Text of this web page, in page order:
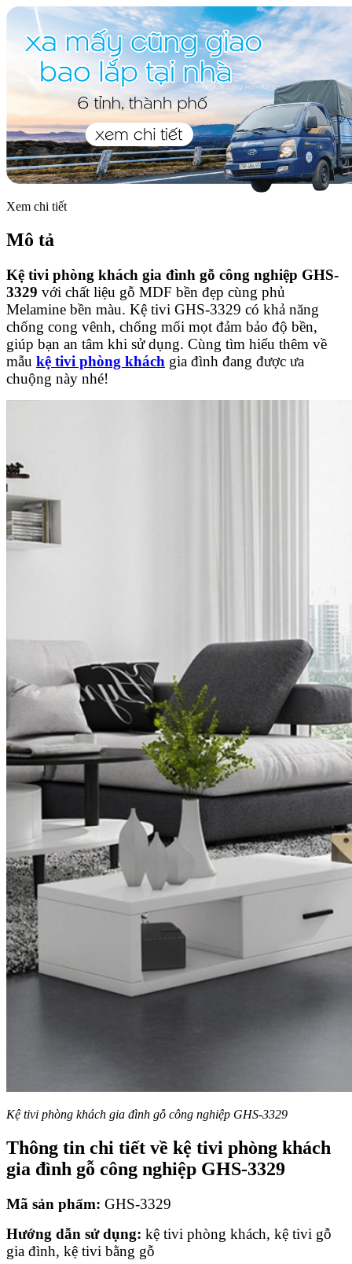
Xem chi tiết
Mô tả
Kệ tivi phòng khách gia đình gỗ công nghiệp GHS-
3329 với chất liệu gỗ MDF bền đẹp cùng phủ
Melamine bền màu. Kệ tivi GHS-3329 có khả năng
chống cong vênh, chống mối mọt đảm bảo độ bền,
giúp bạn an tâm khi sử dụng. Cùng tìm hiểu thêm về
mẫu kệ tivi phòng khách gia đình đang được ưa
chuộng này nhé!
Kệ tivi phòng khách gia đình gỗ công nghiệp GHS-3329
Thông tin chi tiết về kệ tivi phòng khách
gia đình gỗ công nghiệp GHS-3329
Mã sản phẩm: GHS-3329
Hướng dẫn sử dụng: kệ tivi phòng khách, kệ tivi gỗ
gia đình, kệ tivi bằng gỗ